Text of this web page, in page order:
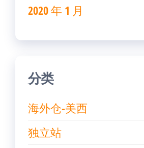
2020 年 1 月
分类
海外仓-美西
独立站